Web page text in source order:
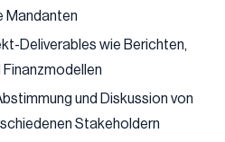
Mandanten
Deliverables wie Berichten,
und Diskussion von
Stakeholdern